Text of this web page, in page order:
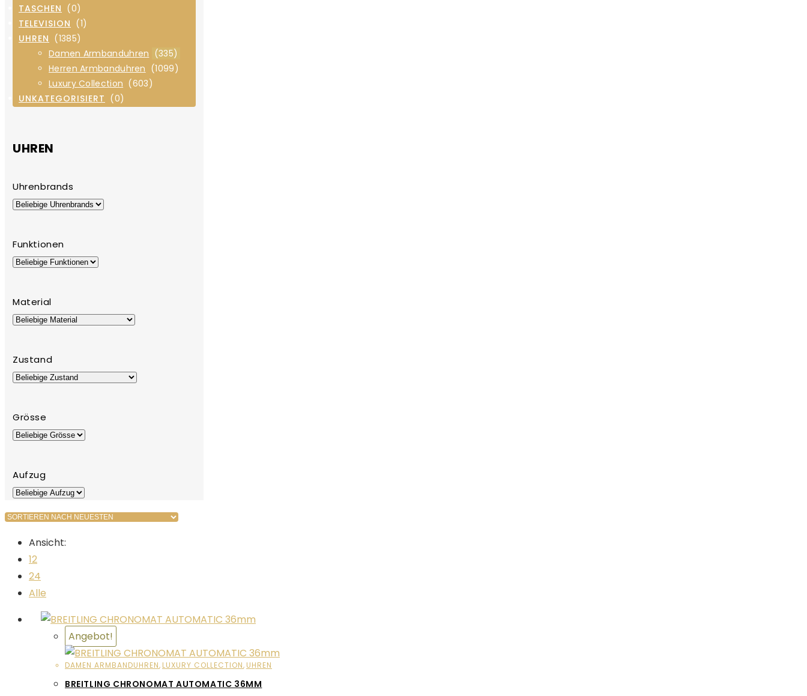
TASCHEN (0)
TELEVISION (1)
UHREN (1385)
Damen Armbanduhren (335)
Herren Armbanduhren (1099)
Luxury Collection (603)
UNKATEGORISIERT (0)
UHREN
Uhrenbrands
Funktionen
Material
Zustand
Grösse
Aufzug
Ansicht:
12
24
Alle
Angebot!
DAMEN ARMBANDUHREN, LUXURY COLLECTION, UHREN
BREITLING CHRONOMAT AUTOMATIC 36MM